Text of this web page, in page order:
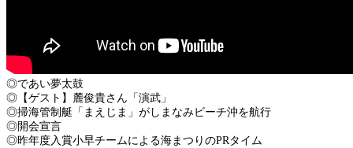
◎であい夢太鼓
◎【ゲスト】麓俊貴さん「演武」
◎掃海管制艇「まえじま」がしまなみビーチ沖を航行
◎開会宣言
◎昨年度入賞小早チームによる海まつりのPRタイム